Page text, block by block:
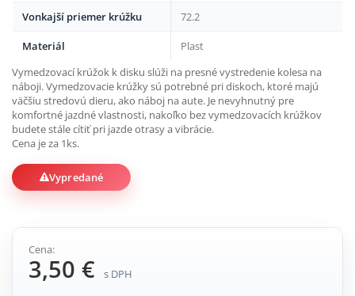
Vonkajší priemer krúžku 72.2
Materiál
Plast
Vymedzovací krúžok k disku slúži na presné vystredenie kolesa na
náboji. Vymedzovacie krúžky sú potrebné pri diskoch, ktoré majú
väčšiu stredovú dieru, ako náboj na aute. Je nevyhnutný pre
komfortné jazdné vlastnosti, nakoľko bez vymedzovacích krúžkov
budete stále cítiť pri jazde otrasy a vibrácie.
Cena je za 1ks.
Vypredané
Cena:
3,50 € s DPH